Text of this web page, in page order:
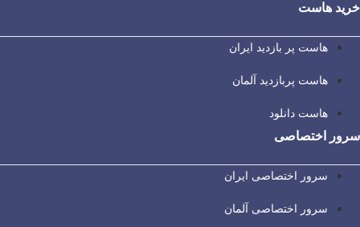
خرید هاست
هاست پر بازدید ایران
هاست پربازدید آلمان
هاست دانلود
سرور اختصاصی
سرور اختصاصی ایران
سرور اختصاصی آلمان